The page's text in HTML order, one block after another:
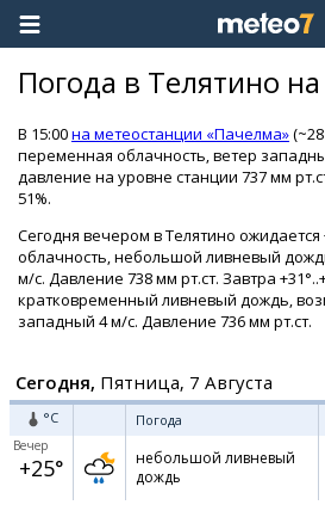
Погода в Телятино
В 15:00на метеостанции «Пачелма»
переменная облачность, ветер
давление на уровне станции 737 мм
51%.
Сегодня вечером в Телятино ожидается
облачность, небольшой ливневый
м/с. Давление 738 мм рт.ст. Завтра
кратковременный ливневый дождь,
западный 4 м/с. Давление 736 мм рт.ст.
Сегодня, Пятница, 7 Августа
°C Погода
Вечер
+25°
небольшой ливневый
дождь